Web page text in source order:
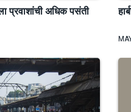
प्रवाशांची अधिक पसंती